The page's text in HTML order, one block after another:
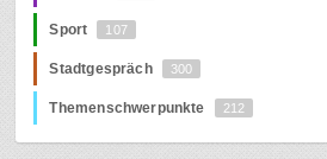
Sport 107
Stadtgespräch 300
Themenschwerpunkte 212